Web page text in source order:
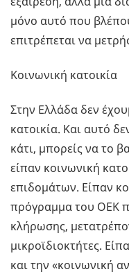
μόνο αυτό που
επιτρέπεται να
Κοινωνική κατοικία
Στην Ελλάδα δεν
κατοικία. Και αυτό
κάτι, μπορείς να το
είπαν κοινωνική
επιδομάτων. Είπαν
πρόγραμμα του ΟΕΚ
κλήρωσης,
μικροϊδιοκτήτες.
και την «κοινωνική